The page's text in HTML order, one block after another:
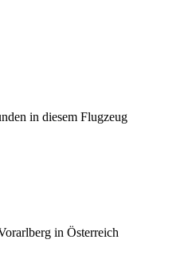
in diesem Flugzeug
in Österreich